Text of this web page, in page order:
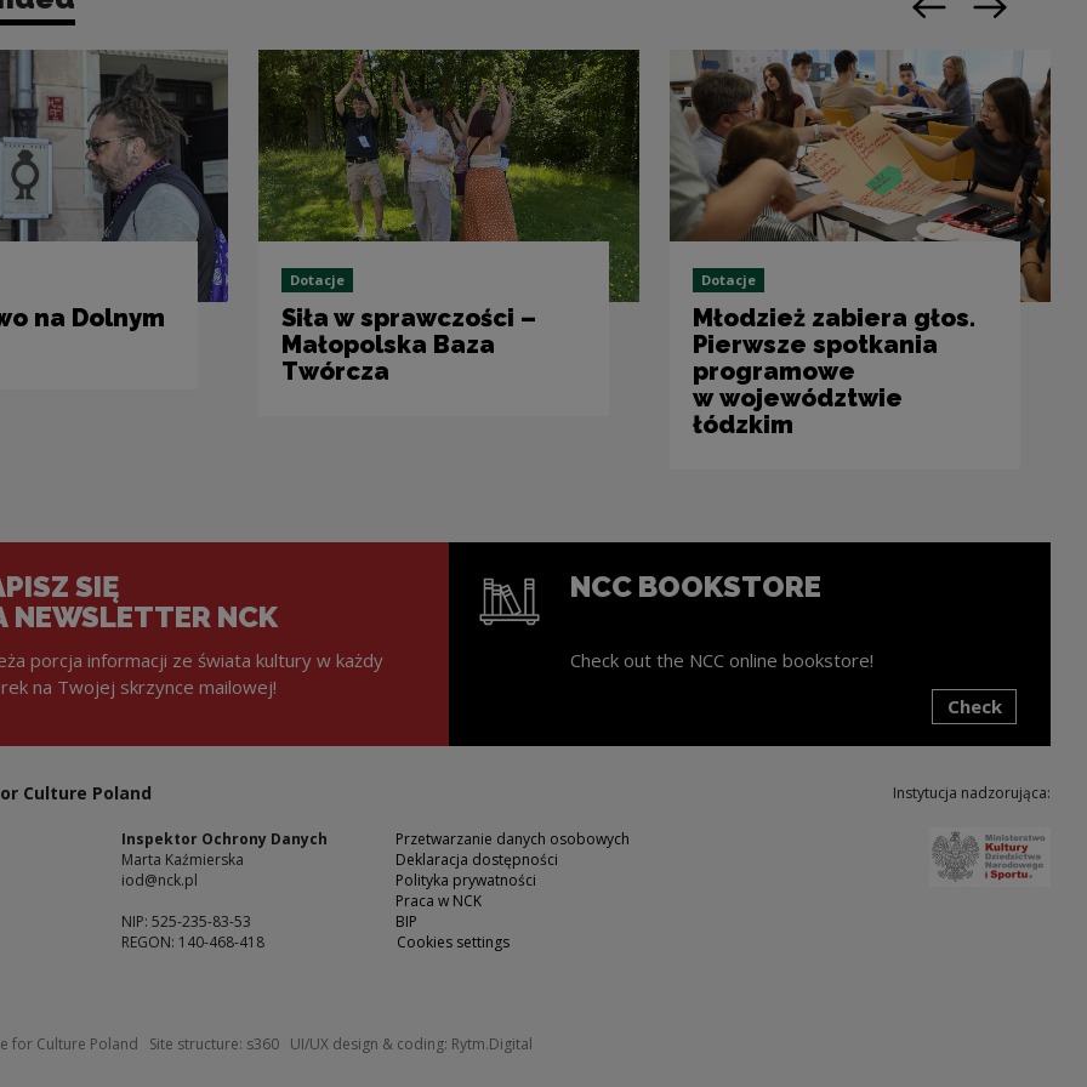
na Dolnym
Dotacje
Siła w sprawczości –
Małopolska Baza
Twórcza
Dotacje
Młodzież zabiera głos.
Pierwsze spotkania
programowe
w województwie
łódzkim
Previous slide
Next slide
SIĘ
NEWSLETTER NCK
porcja informacji ze świata kultury w każdy
na Twojej skrzynce mailowej!
NCC BOOKSTORE
Check out the NCC online bookstore!
Check
Culture Poland
Inspektor Ochrony Danych
Marta Kaźmierska
iod@nck.pl
NIP: 525-235-83-53
REGON: 140-468-418
Przetwarzanie danych osobowych
Deklaracja dostępności
Polityka prywatności
Praca w NCK
BIP
Cookies settings
Instytucja nadzorująca:
for Culture Poland Site structure: s360Note, the link will open in a new window
UI/UX design & coding: Rytm.Digital